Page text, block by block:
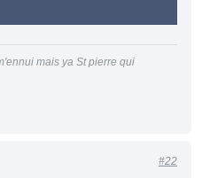
mais ya St pierre qui
#22